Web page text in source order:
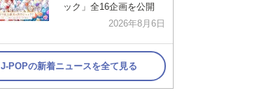
ック」全16企画を公開
2026年8月6日
J-POPの新着ニュースを全て見る